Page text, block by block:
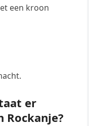
een kroon
er
Rockanje?